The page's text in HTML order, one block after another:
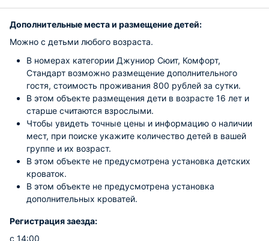
Дополнительные места и размещение детей:
Можно с детьми любого возраста.
В номерах категории Джуниор Сюит, Комфорт,
Стандарт возможно размещение дополнительного
гостя, стоимость проживания 800 рублей за сутки.
В этом объекте размещения дети в возрасте 16 лет и
старше считаются взрослыми.
Чтобы увидеть точные цены и информацию о наличии
мест, при поиске укажите количество детей в вашей
группе и их возраст.
В этом объекте не предусмотрена установка детских
кроваток.
В этом объекте не предусмотрена установка
дополнительных кроватей.
Регистрация заезда:
с 14:00